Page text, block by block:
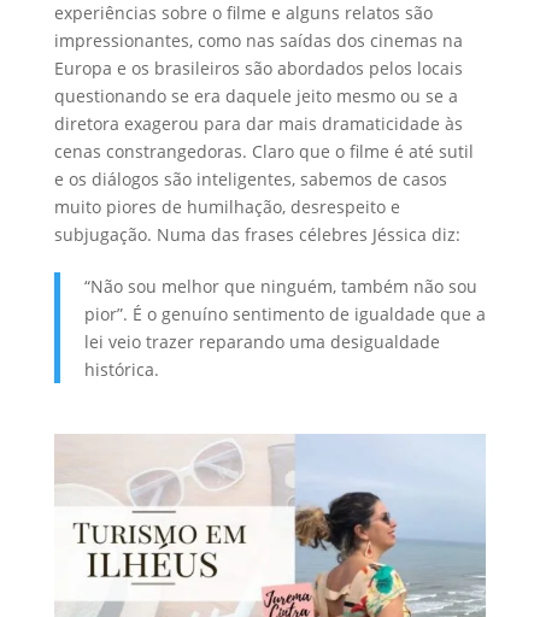
experiências sobre o filme e alguns relatos são
impressionantes, como nas saídas dos cinemas na
Europa e os brasileiros são abordados pelos locais
questionando se era daquele jeito mesmo ou se a
diretora exagerou para dar mais dramaticidade às
cenas constrangedoras. Claro que o filme é até sutil
e os diálogos são inteligentes, sabemos de casos
muito piores de humilhação, desrespeito e
subjugação. Numa das frases célebres Jéssica diz:
“Não sou melhor que ninguém, também não sou
pior”. É o genuíno sentimento de igualdade que a
lei veio trazer reparando uma desigualdade
histórica.